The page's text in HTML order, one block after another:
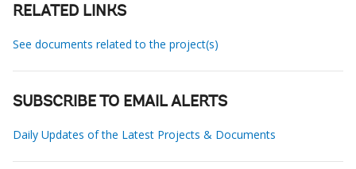
RELATED LINKS
See documents related to the project(s)
SUBSCRIBE TO EMAIL ALERTS
Daily Updates of the Latest Projects & Documents